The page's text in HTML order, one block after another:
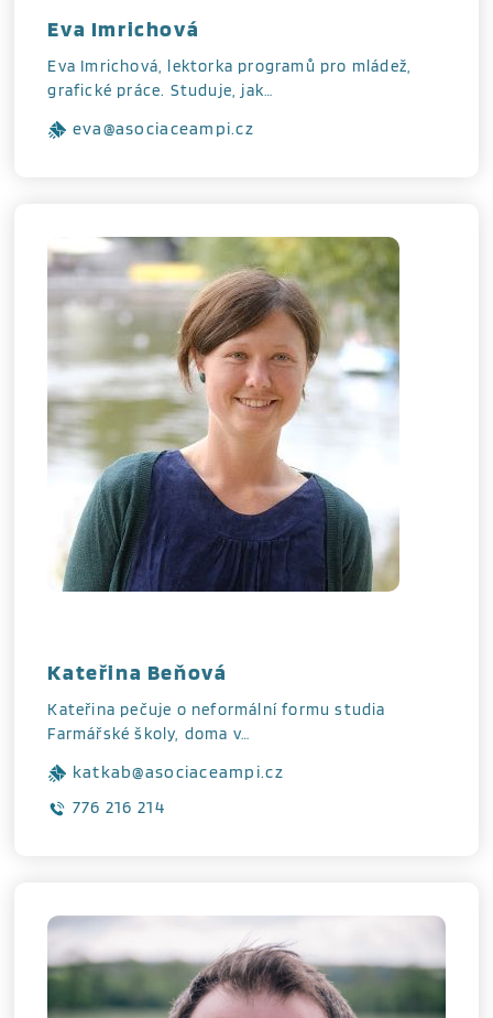
Eva Imrichová
Eva Imrichová, lektorka programů pro mládež,
grafické práce. Studuje, jak…
eva@asociaceampi.cz
Kateřina Beňová
Kateřina pečuje o neformální formu studia
Farmářské školy, doma v…
katkab@asociaceampi.cz
776 216 214